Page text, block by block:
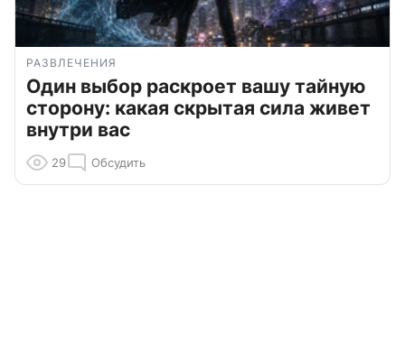
РАЗВЛЕЧЕНИЯ
Один выбор раскроет вашу тайную
сторону: какая скрытая сила живет
внутри вас
29 Обсудить